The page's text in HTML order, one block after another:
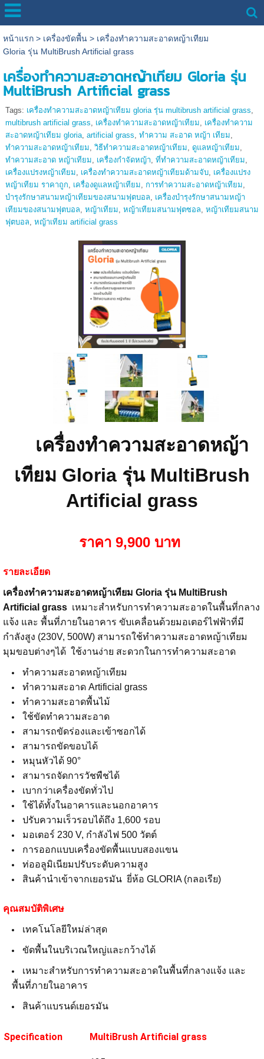
หน้าแรก> เครื่องขัดพื้น> เครื่องทำความสะอาดหญ้าเทียม
Gloria รุ่น MultiBrush Artificial grass
เครื่องทำความสะอาดหญ้าเทียม Gloria รุ่น
MultiBrush Artificial grass
Tags: เครื่องทำความสะอาดหญ้าเทียม gloria รุ่น multibrush artificial grass,
multibrush artificial grass, เครื่องทำความสะอาดหญ้าเทียม, เครื่องทำความ
สะอาดหญ้าเทียม gloria, artificial grass, ทำความ สะอาด หญ้า เทียม,
ทำความสะอาดหญ้าเทียม, วิธีทำความสะอาดหญ้าเทียม, ดูแลหญ้าเทียม,
ทำความสะอาด หญ้าเทียม, เครื่องกำจัดหญ้า, ที่ทำความสะอาดหญ้าเทียม,
เครื่องแปรงหญ้าเทียม, เครื่องทำความสะอาดหญ้าเทียมด้ามจับ, เครื่องแปรง
หญ้าเทียม ราคาถูก, เครื่องดูแลหญ้าเทียม, การทำความสะอาดหญ้าเทียม,
บำรุงรักษาสนามหญ้าเทียมของสนามฟุตบอล, เครื่องบำรุงรักษาสนามหญ้า
เทียมของสนามฟุตบอล, หญ้าเทียม, หญ้าเทียมสนามฟุตซอล, หญ้าเทียมสนาม
ฟุตบอล, หญ้าเทียม artificial grass
เครื่องทำความสะอาดหญ้า
เทียม Gloria รุ่น MultiBrush
Artificial grass
ราคา 9,900 บาท
รายละเอียด
เครื่องทำความสะอาดหญ้าเทียม Gloria รุ่น MultiBrush
Artificial grass เหมาะสำหรับการทำความสะอาดในพื้นที่กลาง
แจ้ง และ พื้นที่ภายในอาคาร ขับเคลื่อนด้วยมอเตอร์ไฟฟ้าที่มี
กำลังสูง (230V, 500W) สามารถใช้ทำความสะอาดหญ้าเทียม
มุมขอบต่างๆได้ ใช้งานง่าย สะดวกในการทำความสะอาด
ทำความสะอาดหญ้าเทียม
ทำความสะอาด Artificial grass
ทำความสะอาดพื้นไม้
ใช้ขัดทำความสะอาด
สามารถขัดร่องและเข้าซอกได้
สามารถขัดขอบได้
หมุนหัวได้ 90°
สามารถจัดการวัชพืชได้
เบากว่าเครื่องขัดทั่วไป
ใช้ได้ทั้งในอาคารและนอกอาคาร
ปรับความเร็วรอบได้ถึง 1,600 รอบ
มอเตอร์ 230 V, กำลังไฟ 500 วัตต์
การออกแบบเครื่องขัดพื้นแบบสองแขน
ท่ออลูมิเนียมปรับระดับความสูง
สินค้านำเข้าจากเยอรมัน ยี่ห้อ GLORIA (กลอเรีย)
คุณสมบัติพิเศษ
เทคโนโลยีใหม่ล่าสุด
ขัดพื้นในบริเวณใหญ่และกว้างได้
เหมาะสำหรับการทำความสะอาดในพื้นที่กลางแจ้ง และ
พื้นที่ภายในอาคาร
สินค้าแบรนด์เยอรมัน
Specification MultiBrush Artificial grass